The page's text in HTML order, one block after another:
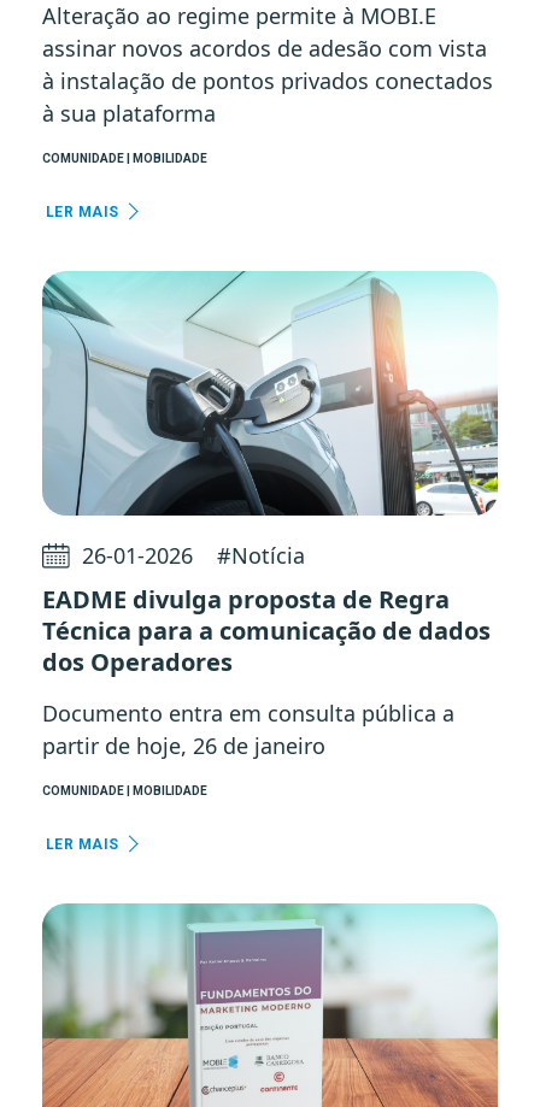
Alteração ao regime permite à MOBI.E
assinar novos acordos de adesão com vista
à instalação de pontos privados conectados
à sua plataforma
COMUNIDADE | MOBILIDADE
LER MAIS
26-01-2026 #Notícia
EADME divulga proposta de Regra
Técnica para a comunicação de dados
dos Operadores
Documento entra em consulta pública a
partir de hoje, 26 de janeiro
COMUNIDADE | MOBILIDADE
LER MAIS